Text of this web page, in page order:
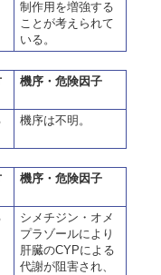
制作用を増強する
ことが考えられて
いる。
機序・危険因子
機序は不明。
機序・危険因子
シメチジン・オメ
プラゾールにより
肝臓のCYPによる
代謝が阻害され、